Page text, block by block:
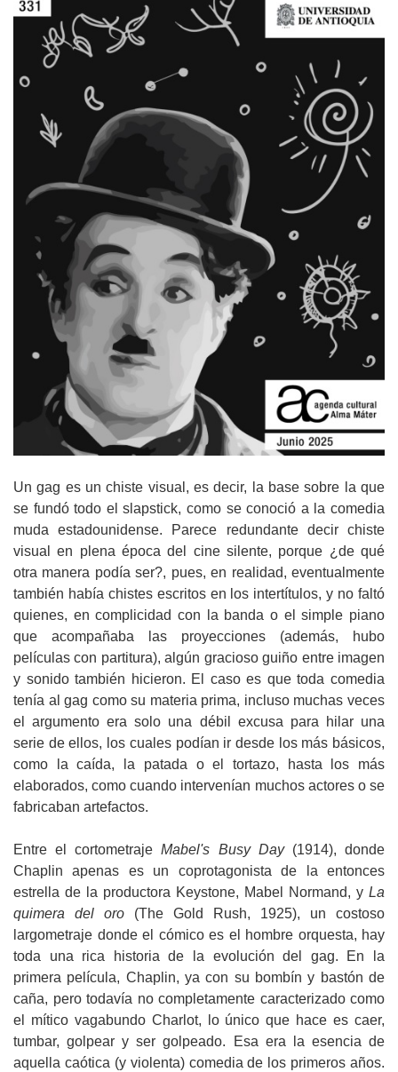
Un gag es un chiste visual, es decir, la base sobre la que
se fundó todo el slapstick, como se conoció a la comedia
muda estadounidense. Parece redundante decir chiste
visual en plena época del cine silente, porque ¿de qué
otra manera podía ser?, pues, en realidad, eventualmente
también había chistes escritos en los intertítulos, y no faltó
quienes, en complicidad con la banda o el simple piano
que acompañaba las proyecciones (además, hubo
películas con partitura), algún gracioso guiño entre imagen
y sonido también hicieron. El caso es que toda comedia
tenía al gag como su materia prima, incluso muchas veces
el argumento era solo una débil excusa para hilar una
serie de ellos, los cuales podían ir desde los más básicos,
como la caída, la patada o el tortazo, hasta los más
elaborados, como cuando intervenían muchos actores o se
fabricaban artefactos.
Entre el cortometrajeMabel's Busy Day (1914), donde
Chaplin apenas es un coprotagonista de la entonces
estrella de la productora Keystone, Mabel Normand, y La
quimera del oro (The Gold Rush, 1925), un costoso
largometraje donde el cómico es el hombre orquesta, hay
toda una rica historia de la evolución del gag. En la
primera película, Chaplin, ya con su bombín y bastón de
caña, pero todavía no completamente caracterizado como
el mítico vagabundo Charlot, lo único que hace es caer,
tumbar, golpear y ser golpeado. Esa era la esencia de
aquella caótica (y violenta) comedia de los primeros años.